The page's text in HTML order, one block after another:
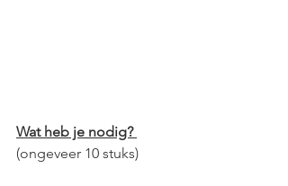
Wat heb je nodig?
(ongeveer 10 stuks)